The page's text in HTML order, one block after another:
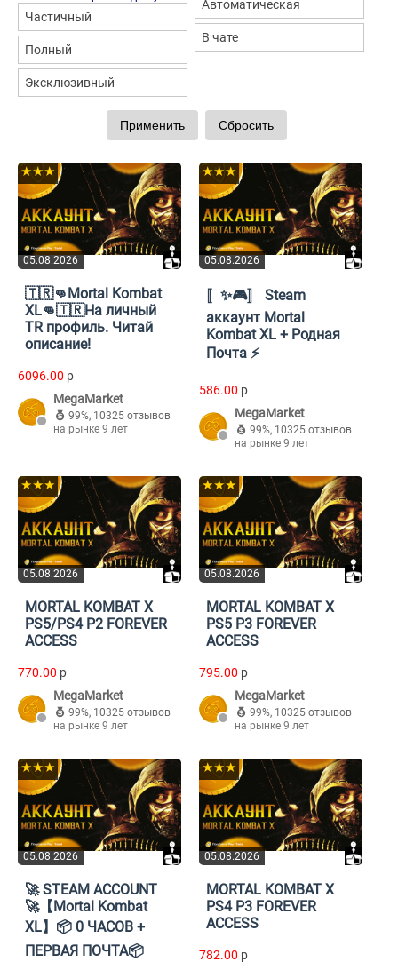
Частичный
Полный
Эксклюзивный
Автоматическая
В чате
05.08.2026
★★★
🇹🇷👊Mortal Kombat
XL👊🇹🇷На личный
TR профиль. Читай
описание!
6096.00 p
MegaMarket
99%, 10325 отзывов
на рынке 9 лет
05.08.2026
★★★
〚✨🎮〛 Steam
аккаунт Mortal
Kombat XL + Родная
Почта ⚡️
586.00 p
MegaMarket
99%, 10325 отзывов
на рынке 9 лет
05.08.2026
★★★
MORTAL KOMBAT X
PS5/PS4 P2 FOREVER
ACCESS
770.00 p
MegaMarket
99%, 10325 отзывов
на рынке 9 лет
05.08.2026
★★★
MORTAL KOMBAT X
PS5 P3 FOREVER
ACCESS
795.00 p
MegaMarket
99%, 10325 отзывов
на рынке 9 лет
05.08.2026
★★★
🚀 STEAM ACCOUNT
🚀【Mortal Kombat
XL】📦 0 ЧАСОВ +
ПЕРВАЯ ПОЧТА📦
05.08.2026
★★★
MORTAL KOMBAT X
PS4 P3 FOREVER
ACCESS
782.00 p